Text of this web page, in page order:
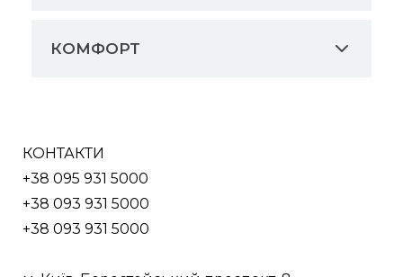
КОМФОРТ
КОНТАКТИ
+38 095 931 5000
+38 093 931 5000
+38 093 931 5000